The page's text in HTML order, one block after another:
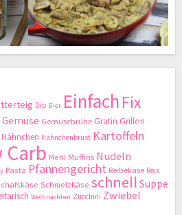
Dip Eier Einfach Fix
Gemüse Gemüsebrühe Gratin Grillen
Hähnchen Hähnchenbrust Kartoffeln
Carb Mehl Muffins Nudeln
Pasta Pfannengericht Reibekäse Reis
Schmelzkäse schnell Suppe
Weihnachten Zucchini Zwiebel